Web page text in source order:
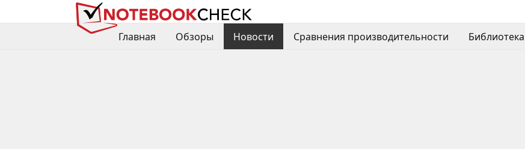
Главная
Обзоры Новости Сравнения производительности Библиотека